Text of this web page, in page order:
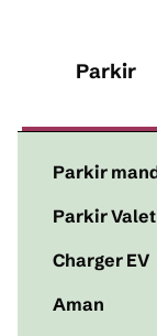
Parkir
Parkir
Parkir Valet
Charger EV
Aman